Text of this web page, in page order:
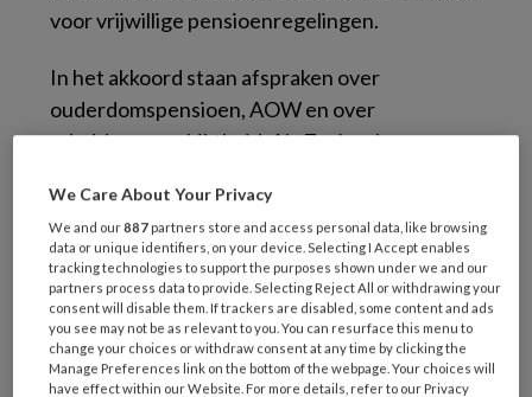
voor vrijwillige pensioenregelingen.
In het akkoord staan afspraken over
ouderdomspensioen, AOW en over
arbeidsongeschiktheid. Als Zzp’ers kunnen nu
hun eigen keuze kunnen maken. Nadeel kan
zijn dat er meer risico’s onverzekerd zijn en dat
zzp’ers niet kunent deelnemen aan
pensioenfondsen.
Aansluiten
We Care About Your Privacy
We and our887 partners store and access personal data, like browsing
data or unique identifiers, on your device. Selecting I Accept enables
tracking technologies to support the purposes shown under we and our
partners process data to provide. Selecting Reject All or withdrawing your
consent will disable them. If trackers are disabled, some content and ads
you see may not be as relevant to you. You can resurface this menu to
change your choices or withdraw consent at any time by clicking the
Manage Preferences link on the bottom of the webpage. Your choices will
have effect within our Website. For more details, refer to our Privacy